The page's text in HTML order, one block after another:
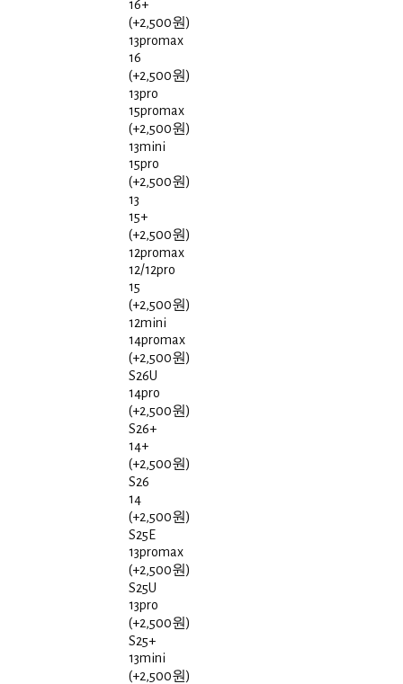
16+
(+2,500원)
13promax
16
(+2,500원)
13pro
15promax
(+2,500원)
13mini
15pro
(+2,500원)
13
15+
(+2,500원)
12promax
12/12pro
15
(+2,500원)
12mini
14promax
(+2,500원)
S26U
14pro
(+2,500원)
S26+
14+
(+2,500원)
S26
14
(+2,500원)
S25E
13promax
(+2,500원)
S25U
13pro
(+2,500원)
S25+
13mini
(+2,500원)